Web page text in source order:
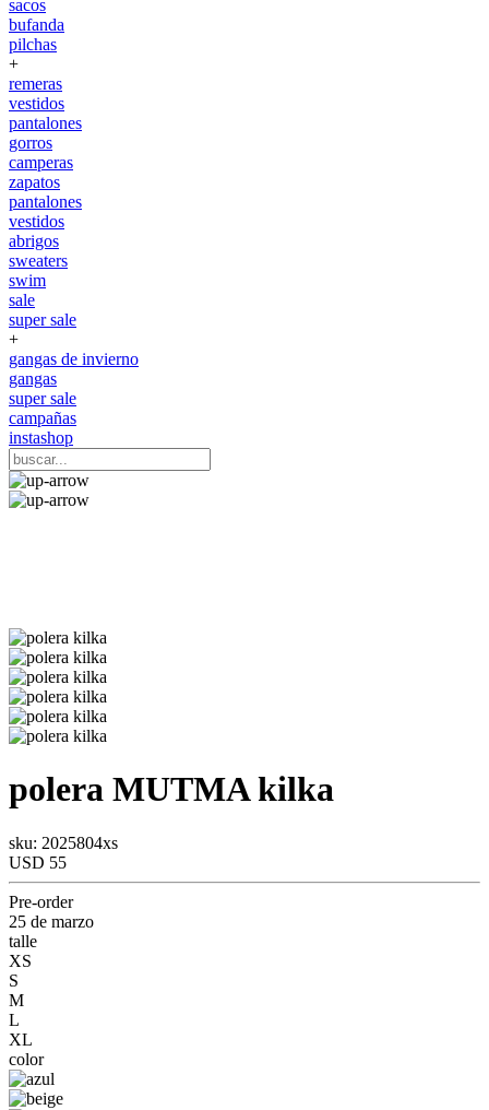
sacos
bufanda
pilchas
+
remeras
vestidos
pantalones
gorros
camperas
zapatos
pantalones
vestidos
abrigos
sweaters
swim
sale
super sale
+
gangas de invierno
gangas
super sale
campañas
instashop
polera MUTMAkilka
sku: 2025804xs
USD 55
Pre-order
25 de marzo
talle
XS
S
M
L
XL
color